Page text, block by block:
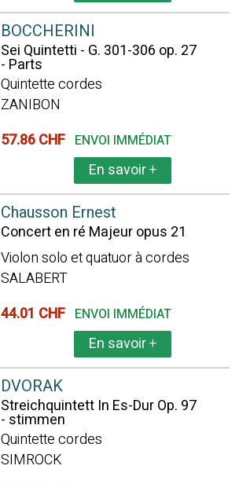
BOCCHERINI
Sei Quintetti - G. 301-306 op. 27
- Parts
Quintette cordes
ZANIBON
57.86 CHF ENVOI IMMÉDIAT
En savoir+
Chausson Ernest
Concert en ré Majeur opus 21
Violon solo et quatuor à cordes
SALABERT
44.01 CHF ENVOI IMMÉDIAT
En savoir+
DVORAK
Streichquintett In Es-Dur Op. 97
- stimmen
Quintette cordes
SIMROCK